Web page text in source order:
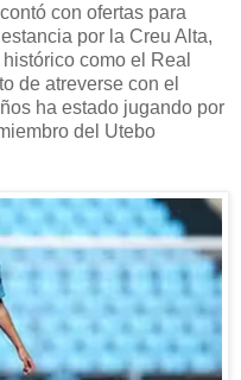
con ofertas para
por la Creu Alta,
como el Real
de atreverse con el
ha estado jugando por
del Utebo